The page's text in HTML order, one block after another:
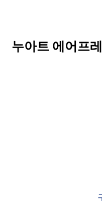
누아트 에어프